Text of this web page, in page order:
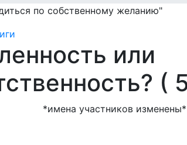
по собственному желанию"
или
(
*имена участников изменены*